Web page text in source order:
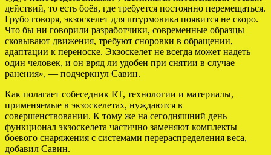
действий, то есть боёв, где требуется постоянно перемещаться.
Грубо говоря, экзоскелет для штурмовика появится не скоро.
Что бы ни говорили разработчики, современные образцы
сковывают движения, требуют сноровки в обращении,
адаптации к переноске. Экзоскелет не всегда может надеть
один человек, и он вряд ли удобен при снятии в случае
ранения», — подчеркнул Савин.
Как полагает собеседник RT, технологии и материалы,
применяемые в экзоскелетах, нуждаются в
совершенствовании. К тому же на сегодняшний день
функционал экзоскелета частично заменяют комплекты
боевого снаряжения с системами перераспределения веса,
добавил Савин.